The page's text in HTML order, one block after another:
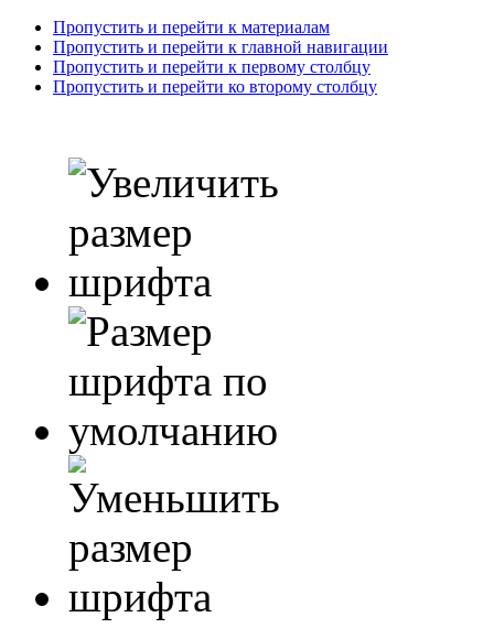
Пропустить и перейти к материалам
Пропустить и перейти к главной навигации
Пропустить и перейти к первому столбцу
Пропустить и перейти ко второму столбцу